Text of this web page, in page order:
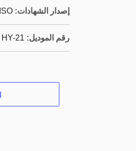
إصدار الشهادات: ISO
رقم الموديل: HY-21